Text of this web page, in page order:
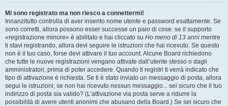
Mi sono registrato ma non riesco a connettermi!
Innanzitutto controlla di aver inserito nome utente e password esattamente. Se
sono corretti, allora possono esser successe un paio di cose: se il supporto
«registrazione minore» è abilitato e hai cliccato su Ho meno di 13 anni mentre
ti stavi registrando, allora devi seguire le istruzioni che hai ricevuto. Se questo
non è il tuo caso, forse devi attivare il tuo account. Alcune Board richiedono
che tutte le nuove registrazioni vengano attivate dall’utente stesso o dagli
amministratori, prima di poter accedere. Quando ti registri ti verrà indicato che
tipo di attivazione è richiesta. Se ti è stato inviato un messaggio di posta, allora
segui le istruzioni; se non hai ricevuto nessun messaggio... sei sicuro che il tuo
indirizzo di posta sia valido? (L’attivazione via posta serve a ridurre la
possibilità di avere utenti anonimi che abusano della Board.) Se sei sicuro che